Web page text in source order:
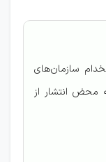
سازمان‌های
محض انتشار از